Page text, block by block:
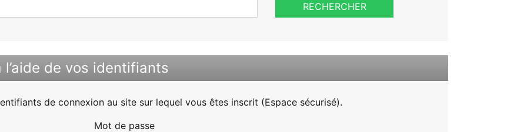
RECHERCHER
de vos identifiants
de connexion au site sur lequel vous êtes inscrit (Espace sécurisé).
Mot de passe